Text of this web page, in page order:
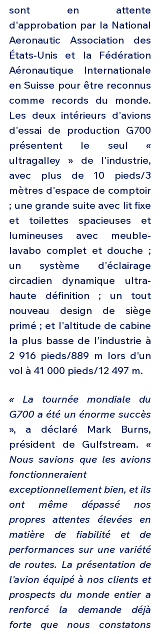
sont en attente
d'approbation par la National
Aeronautic Association des
États-Unis et la Fédération
Aéronautique Internationale
en Suisse pour être reconnus
comme records du monde.
Les deux intérieurs d'avions
d'essai de production G700
présentent le seul «
ultragalley » de l'industrie,
avec plus de 10 pieds/3
mètres d'espace de comptoir
; une grande suite avec lit fixe
et toilettes spacieuses et
lumineuses avec meuble-
lavabo complet et douche ;
un système d'éclairage
circadien dynamique ultra-
haute définition ; un tout
nouveau design de siège
primé ; et l'altitude de cabine
la plus basse de l'industrie à
2 916 pieds/889 m lors d'un
vol à 41 000 pieds/12 497 m.
« La tournée mondiale du
G700 a été un énorme succès
», a déclaré Mark Burns,
Nous savions que les avions
fonctionneraient
exceptionnellement bien, et ils
ont même dépassé nos
propres attentes élevées en
matière de fiabilité et de
performances sur une variété
de routes. La présentation de
l'avion équipé à nos clients et
prospects du monde entier a
renforcé la demande déjà
forte que nous constatons